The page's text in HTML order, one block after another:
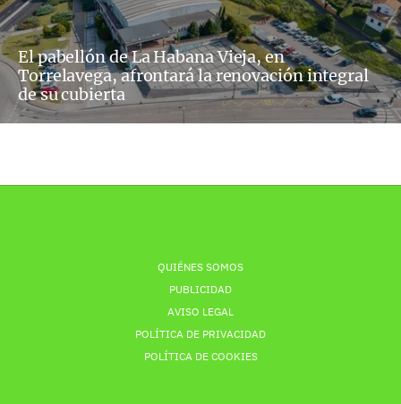
El pabellón de La Habana Vieja, en
Torrelavega, afrontará la renovación integral
de su cubierta
QUIÉNES SOMOS
PUBLICIDAD
AVISO LEGAL
POLÍTICA DE PRIVACIDAD
POLÍTICA DE COOKIES